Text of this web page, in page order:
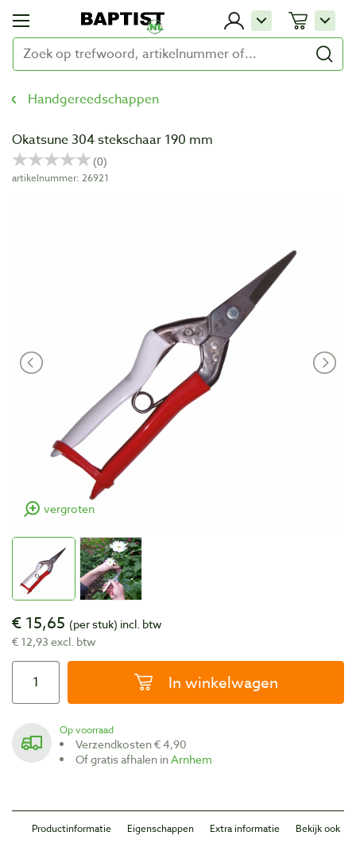
Handgereedschappen
Okatsune 304 stekschaar 190 mm
artikelnummer: 26921
vergroten
€ 15,65 (per stuk) incl. btw
€ 12,93 excl. btw
In winkelwagen
Op voorraad
Verzendkosten € 4,90
Of gratis afhalen inArnhem
Productinformatie Eigenschappen Extra informatie Bekijk ook